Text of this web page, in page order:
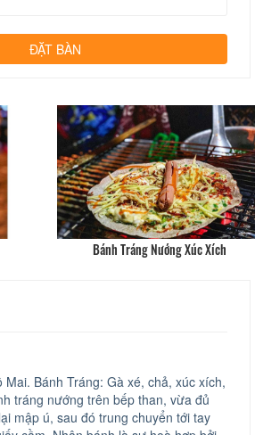
Bánh Tráng Nướng Xúc Xích
Bánh Tráng: Gà xé, chả, xúc xích,
tráng nướng trên bếp than, vừa đủ
mập ú, sau đó trung chuyển tới tay